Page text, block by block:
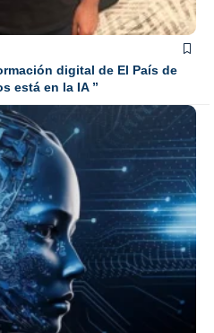
digital de El País de
está en la IA ”